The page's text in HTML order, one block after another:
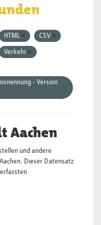
HTML CSV
Verkehr
- Version
Aachen
und andere
Dieser Datensatz